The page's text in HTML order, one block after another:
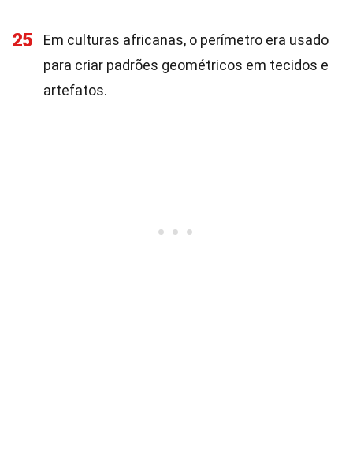
25
Em culturas africanas, o perímetro era usado
para criar padrões geométricos em tecidos e
artefatos.